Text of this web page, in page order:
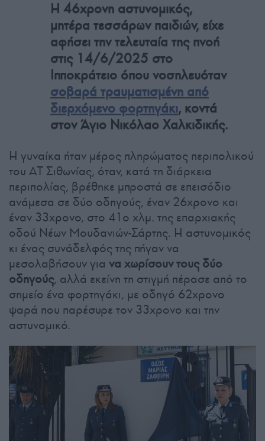
Η 46χρονη αστυνομικός,
μητέρα τεσσάρων παιδιών, είχε
αφήσει την τελευταία της πνοή
στις 14/6/2025 στο
Ιπποκράτειο όπου νοσηλευόταν
σοβαρά τραυματισμένη από
διερχόμενο φορτηγάκι, κοντά
στον Άγιο Νικόλαο Χαλκιδικής.
Η γυναίκα ήταν μέρος πληρώματος περιπολικού
του ΑΤ Σιθωνίας, όταν, κατά τη διάρκεια
περιπολίας, βρέθηκε μπροστά σε επεισόδιο
ανάμεσα σε δύο οδηγούς, έναν 26χρονο και
έναν 33χρονο, στο 41ο χλμ. της επαρχιακής
οδού Νέων Μουδανιών-Σάρτης. Η αστυνομικός
κι ένας συνάδελφός της πήγαν να
μεσολαβήσουν για να χωρίσουν τους δύο
οδηγούς, αλλά εκείνη τη στιγμή πέρασε από το
σημείο ένα φορτηγάκι, με οδηγό 62χρονο
ψαρά που παρέσυρε τον 33χρονο και την
αστυνομικό.